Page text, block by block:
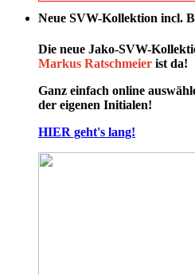
Neue SVW-Kollektion incl.
Die neue Jako-SVW-
Markus Ratschmeier ist da!
Ganz einfach online
der eigenen Initialen!
HIER geht's lang!